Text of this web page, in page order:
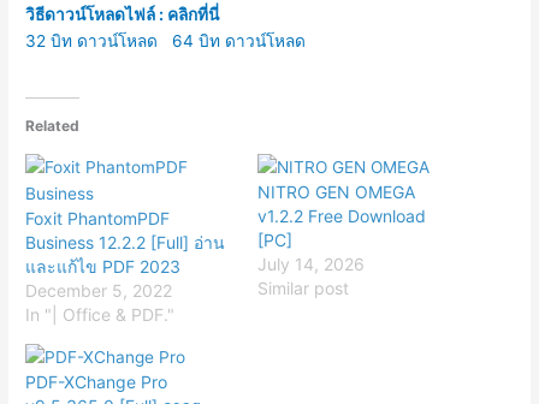
วิธีดาวน์โหลดไฟล์ : คลิกที่นี่
32 บิท ดาวน์โหลด
64 บิท ดาวน์โหลด
Related
Foxit PhantomPDF
Business 12.2.2 [Full] อ่าน
และแก้ไข PDF 2023
December 5, 2022
In "| Office & PDF."
NITRO GEN OMEGA
v1.2.2 Free Download
[PC]
July 14, 2026
Similar post
PDF-XChange Pro